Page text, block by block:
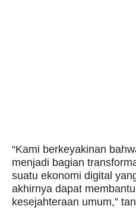
“Kami berkeyakinan
menjadi bagian
suatu ekonomi digital
akhirnya dapat
kesejahteraan umum,”